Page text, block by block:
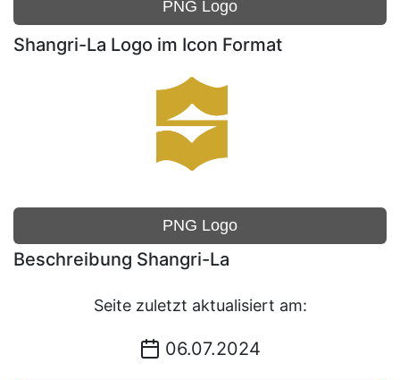
PNG Logo
Shangri-La Logo im Icon Format
PNG Logo
Beschreibung Shangri-La
Seite zuletzt aktualisiert am:
06.07.2024